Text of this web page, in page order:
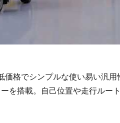
価格でシンプルな使い易い汎用
を搭載。自己位置や走行ルー